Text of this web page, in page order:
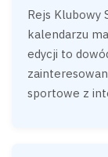
Rejs Klubowy
kalendarzu
edycji to
sportowe z